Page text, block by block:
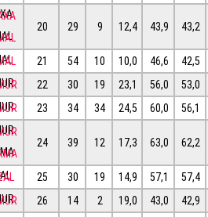
20 29 9 12,4 43,9 43,2
21 54 10 10,0 46,6
42,5
22 30 19 23,1 56,0
53,0
23 34 34 24,5 60,0 56,1
24 39 12 17,3 63,0 62,2
25 30 19 14,9 57,1
57,4
26 14 2 19,0 43,0
42,9